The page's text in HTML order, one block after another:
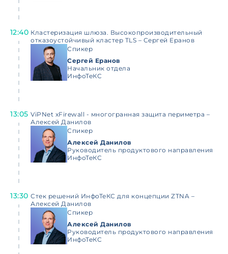
12:40 Кластеризация шлюза. Высокопроизводительный
отказоустойчивый кластер TLS – Сергей Еранов
Спикер
Сергей Еранов
Начальник отдела
ИнфоТеКС
13:05 ViPNet xFirewall - многогранная защита периметра –
Алексей Данилов
Спикер
Алексей Данилов
Руководитель продуктового направления
ИнфоТеКС
13:30 Стек решений ИнфоТеКС для концепции ZTNA –
Алексей Данилов
Спикер
Алексей Данилов
Руководитель продуктового направления
ИнфоТеКС